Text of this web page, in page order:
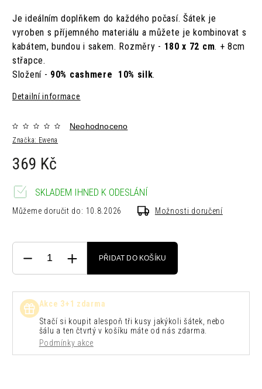
Je ideálním doplňkem do každého počasí. Šátek je
vyroben s příjemného materiálu a můžete je kombinovat s
kabátem, bundou i sakem. Rozměry - 180 x 72 cm. + 8cm
střapce.
Složení - 90% cashmere 10% silk.
Detailní informace
Značka: Ewena
Neohodnoceno
369 Kč
SKLADEM IHNED K ODESLÁNÍ
Můžeme doručit do: 10.8.2026 Možnosti doručení
PŘIDAT DO KOŠÍKU
Akce 3+1 zdarma
Stačí si koupit alespoň tři kusy jakýkoli šátek, nebo
šálu a ten čtvrtý v košíku máte od nás zdarma.
Podmínky akce